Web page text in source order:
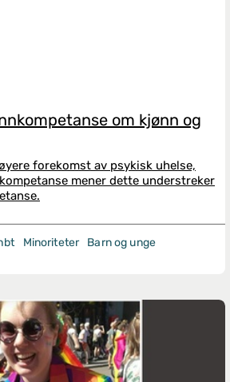
om kjønn og
forekomst av psykisk uhelse,
mener dette understreker
Minoriteter
Barn og unge